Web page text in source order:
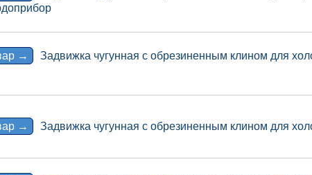
→
Задвижка чугунная с обрезиненным клином для
→ Задвижка чугунная с обрезиненным клином для